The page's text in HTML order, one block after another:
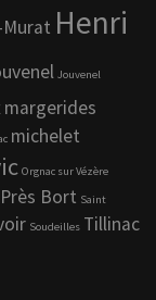
Henri
Jouvenel
margerides
michelet
Orgnac sur Vézère
Bort Saint
Soudeilles Tillinac